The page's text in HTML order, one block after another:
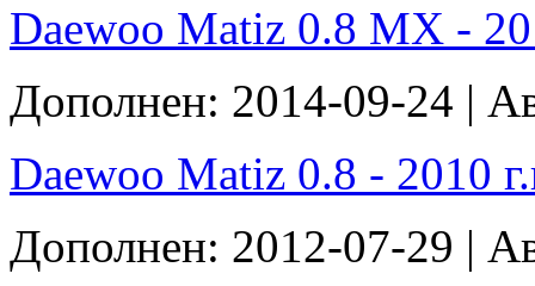
Daewoo Matiz 0.8 MX -
Дополнен: 2014-09-24 |
Daewoo Matiz 0.8 - 2010
Дополнен: 2012-07-29 |